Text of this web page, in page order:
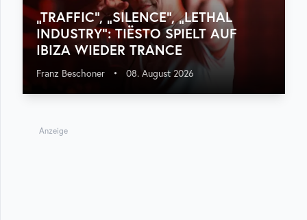
„TRAFFIC“, „SILENCE“, „LETHAL
INDUSTRY“: TIËSTO SPIELT AUF
IBIZA WIEDER TRANCE
Franz Beschoner • 08. August 2026
Anzeige